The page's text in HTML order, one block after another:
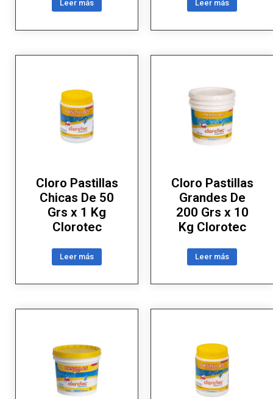
Leer más Leer más
Cloro Pastillas
Chicas De 50
Grs x 1 Kg
Clorotec
Leer más
Cloro Pastillas
Grandes De
200 Grs x 10
Kg Clorotec
Leer más